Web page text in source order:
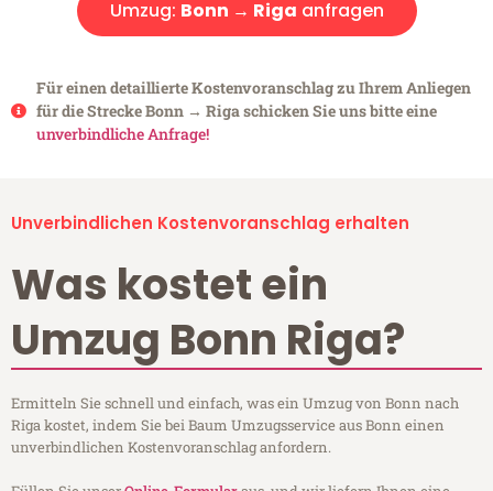
Umzug: Bonn → Riga anfragen
Für einen detaillierte Kostenvoranschlag zu Ihrem Anliegen
für die Strecke Bonn → Riga schicken Sie uns bitte eine
unverbindliche Anfrage!
Unverbindlichen Kostenvoranschlag erhalten
Was kostet ein
Umzug Bonn Riga?
Ermitteln Sie schnell und einfach, was ein Umzug von Bonn nach
Riga kostet, indem Sie bei Baum Umzugsservice aus Bonn einen
unverbindlichen Kostenvoranschlag anfordern.